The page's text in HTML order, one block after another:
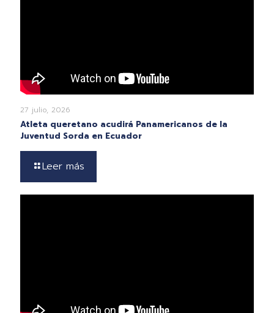
27 julio, 2026
Atleta queretano acudirá Panamericanos de la
Juventud Sorda en Ecuador
Leer más